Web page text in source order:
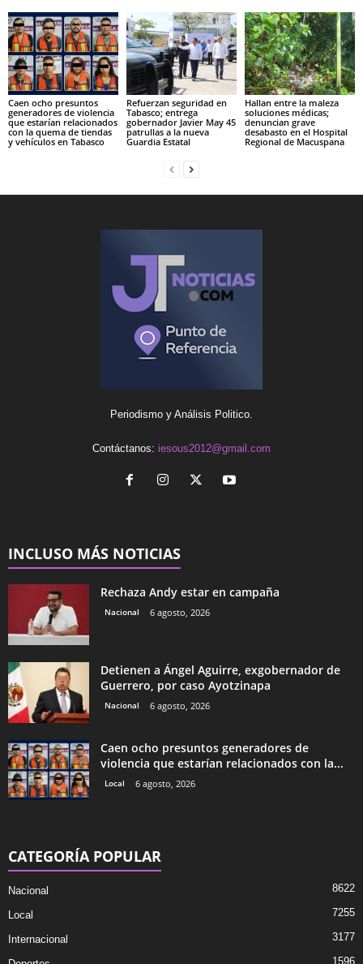
Caen ocho presuntos
generadores de violencia
que estarían relacionados
con la quema de tiendas
y vehículos en Tabasco
Refuerzan seguridad en
Tabasco; entrega
gobernador Javier May 45
patrullas a la nueva
Guardia Estatal
Hallan entre la maleza
soluciones médicas;
denuncian grave
desabasto en el Hospital
Regional de Macuspana
Periodismo y Análisis Politico.
Contáctanos: iesous2012@gmail.com
INCLUSO MÁS NOTICIAS
Rechaza Andy estar en campaña
Nacional 6 agosto, 2026
Detienen a Ángel Aguirre, exgobernador de
Guerrero, por caso Ayotzinapa
Nacional 6 agosto, 2026
Caen ocho presuntos generadores de
violencia que estarían relacionados con la...
Local 6 agosto, 2026
CATEGORÍA POPULAR
Nacional 8622
Local 7255
Internacional 3177
1596